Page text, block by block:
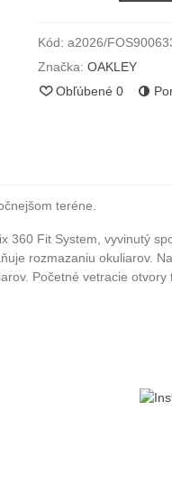
Kód: a2026/
Značka: OAKLEY
Obľúbené 0
teréne.
Fit System, vyvinutý
rozmazaniu okuliarov.
Početné vetracie